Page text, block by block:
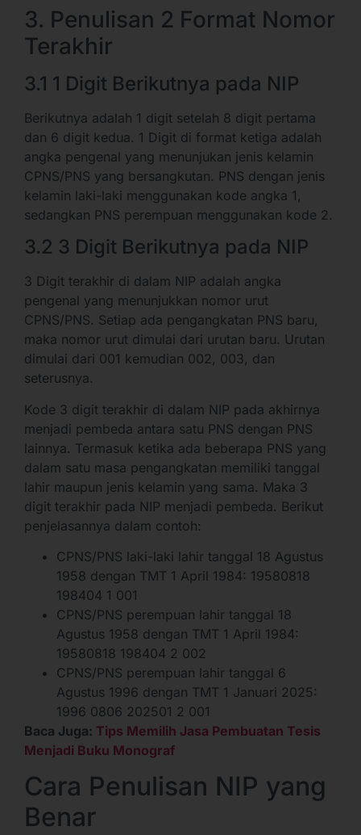
3. Penulisan 2 Format Nomor
Terakhir
3.1 1 Digit Berikutnya pada NIP
Berikutnya adalah 1 digit setelah 8 digit pertama
dan 6 digit kedua. 1 Digit di format ketiga adalah
angka pengenal yang menunjukan jenis kelamin
CPNS/PNS yang bersangkutan. PNS dengan jenis
kelamin laki-laki menggunakan kode angka 1,
sedangkan PNS perempuan menggunakan kode 2.
3.2 3 Digit Berikutnya pada NIP
3 Digit terakhir di dalam NIP adalah angka
pengenal yang menunjukkan nomor urut
CPNS/PNS. Setiap ada pengangkatan PNS baru,
maka nomor urut dimulai dari urutan baru. Urutan
dimulai dari 001 kemudian 002, 003, dan
seterusnya.
Kode 3 digit terakhir di dalam NIP pada akhirnya
menjadi pembeda antara satu PNS dengan PNS
lainnya. Termasuk ketika ada beberapa PNS yang
dalam satu masa pengangkatan memiliki tanggal
lahir maupun jenis kelamin yang sama. Maka 3
digit terakhir pada NIP menjadi pembeda. Berikut
penjelasannya dalam contoh:
CPNS/PNS laki-laki lahir tanggal 18 Agustus
1958 dengan TMT 1 April 1984: 19580818
198404 1 001
CPNS/PNS perempuan lahir tanggal 18
Agustus 1958 dengan TMT 1 April 1984:
19580818 198404 2 002
CPNS/PNS perempuan lahir tanggal 6
Agustus 1996 dengan TMT 1 Januari 2025:
1996 0806 202501 2 001
Baca Juga: Tips Memilih Jasa Pembuatan Tesis
Menjadi Buku Monograf
Cara Penulisan NIP yang
Benar